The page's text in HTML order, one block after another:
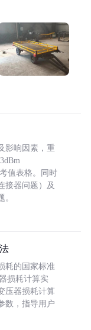
影响因素，重
值表格。同时
接器问题）及
耗的国家标准
损耗计算实
压器损耗计算
数，指导用户